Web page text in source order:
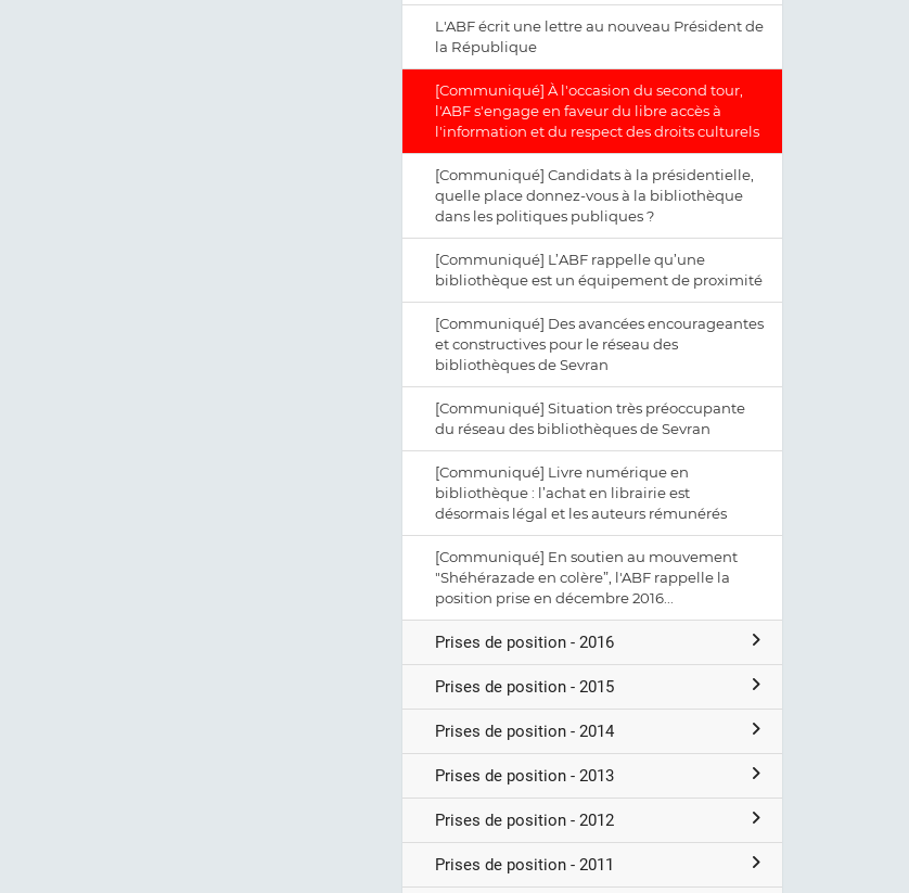
L'ABF écrit une lettre au nouveau Président de
la République
[Communiqué] À l'occasion du second tour,
l'ABF s'engage en faveur du libre accès à
l'information et du respect des droits culturels
[Communiqué] Candidats à la présidentielle,
quelle place donnez-vous à la bibliothèque
dans les politiques publiques ?
[Communiqué] L’ABF rappelle qu’une
bibliothèque est un équipement de proximité
[Communiqué] Des avancées encourageantes
et constructives pour le réseau des
bibliothèques de Sevran
[Communiqué] Situation très préoccupante
du réseau des bibliothèques de Sevran
[Communiqué] Livre numérique en
bibliothèque : l’achat en librairie est
désormais légal et les auteurs rémunérés
[Communiqué] En soutien au mouvement
"Shéhérazade en colère”, l'ABF rappelle la
position prise en décembre 2016...
Prises de position - 2016
Prises de position - 2015
Prises de position - 2014
Prises de position - 2013
Prises de position - 2012
Prises de position - 2011